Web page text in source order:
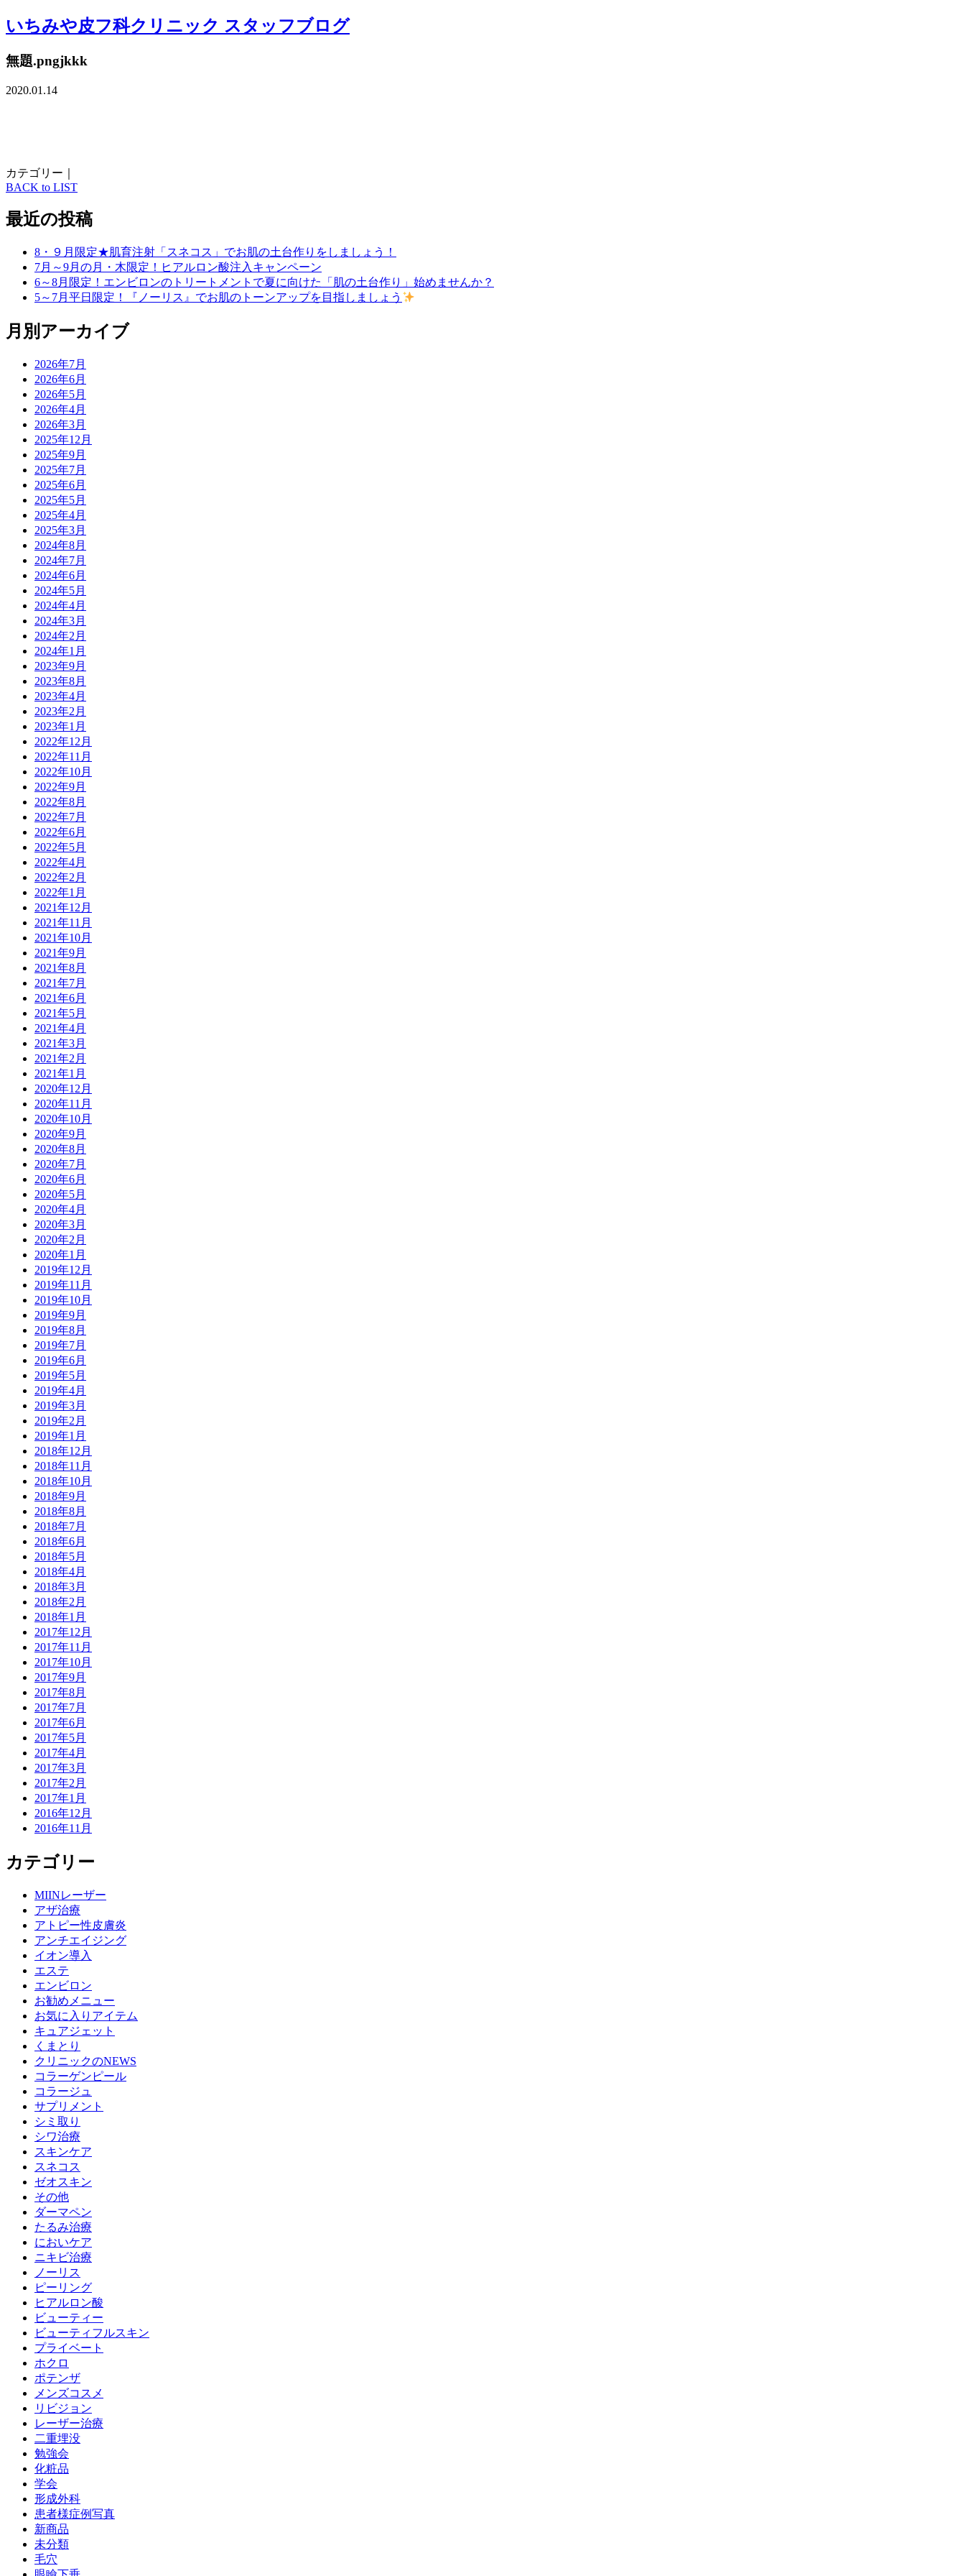
いちみや皮フ科クリニック スタッフブログ
無題.pngjkkk
2020.01.14
カテゴリー｜
BACK to LIST
最近の投稿
8・９月限定★肌育注射「スネコス」でお肌の土台作りをしましょう！
7月～9月の月・木限定！ヒアルロン酸注入キャンペーン
6～8月限定！エンビロンのトリートメントで夏に向けた「肌の土台作り」始めませんか？
5～7月平日限定！『ノーリス』でお肌のトーンアップを目指しましょう
月別アーカイブ
2026年7月
2026年6月
2026年5月
2026年4月
2026年3月
2025年12月
2025年9月
2025年7月
2025年6月
2025年5月
2025年4月
2025年3月
2024年8月
2024年7月
2024年6月
2024年5月
2024年4月
2024年3月
2024年2月
2024年1月
2023年9月
2023年8月
2023年4月
2023年2月
2023年1月
2022年12月
2022年11月
2022年10月
2022年9月
2022年8月
2022年7月
2022年6月
2022年5月
2022年4月
2022年2月
2022年1月
2021年12月
2021年11月
2021年10月
2021年9月
2021年8月
2021年7月
2021年6月
2021年5月
2021年4月
2021年3月
2021年2月
2021年1月
2020年12月
2020年11月
2020年10月
2020年9月
2020年8月
2020年7月
2020年6月
2020年5月
2020年4月
2020年3月
2020年2月
2020年1月
2019年12月
2019年11月
2019年10月
2019年9月
2019年8月
2019年7月
2019年6月
2019年5月
2019年4月
2019年3月
2019年2月
2019年1月
2018年12月
2018年11月
2018年10月
2018年9月
2018年8月
2018年7月
2018年6月
2018年5月
2018年4月
2018年3月
2018年2月
2018年1月
2017年12月
2017年11月
2017年10月
2017年9月
2017年8月
2017年7月
2017年6月
2017年5月
2017年4月
2017年3月
2017年2月
2017年1月
2016年12月
2016年11月
カテゴリー
MIINレーザー
アザ治療
アトピー性皮膚炎
アンチエイジング
イオン導入
エステ
エンビロン
お勧めメニュー
お気に入りアイテム
キュアジェット
くまとり
クリニックのNEWS
コラーゲンピール
コラージュ
サプリメント
シミ取り
シワ治療
スキンケア
スネコス
ゼオスキン
その他
ダーマペン
たるみ治療
においケア
ニキビ治療
ノーリス
ピーリング
ヒアルロン酸
ビューティー
ビューティフルスキン
プライベート
ホクロ
ポテンザ
メンズコスメ
リビジョン
レーザー治療
二重埋没
勉強会
化粧品
学会
形成外科
患者様症例写真
新商品
未分類
毛穴